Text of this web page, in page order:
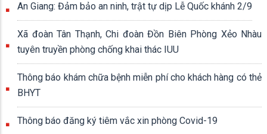
An Giang: Đảm bảo an ninh, trật tự dịp Lễ Quốc khánh 2/9
Xã đoàn Tân Thạnh, Chi đoàn Đồn Biên Phòng Xẻo Nhàu
tuyên truyền phòng chống khai thác IUU
Thông báo khám chữa bệnh miễn phí cho khách hàng có thẻ
BHYT
Thông báo đăng ký tiêm vắc xin phòng Covid-19